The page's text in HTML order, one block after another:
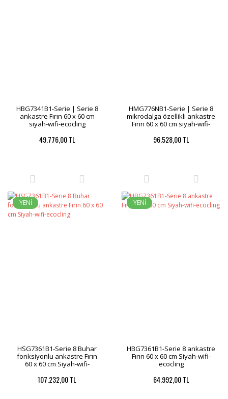
HBG7341B1-Serie | Serie 8
ankastre Fırın 60 x 60 cm
siyah-wifi-ecocling
49.776,00 TL
HMG776NB1-Serie | Serie 8
mikrodalga özellikli ankastre
Fırın 60 x 60 cm siyah-wifi-
96.528,00 TL
YENİ
HSG7361B1-Serie 8 Buhar
fonksiyonlu ankastre Fırın
60 x 60 cm Siyah-wifi-
107.232,00 TL
YENİ
HBG7361B1-Serie 8 ankastre
Fırın 60 x 60 cm Siyah-wifi-
ecocling
64.992,00 TL